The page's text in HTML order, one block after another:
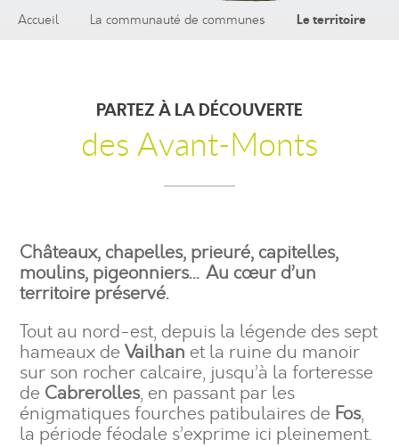
Accueil La communauté de communes Le territoire
PARTEZ À LA DÉCOUVERTE
des Avant-Monts
Châteaux, chapelles, prieuré, capitelles,
moulins, pigeonniers… Au cœur d’un
territoire préservé.
Tout au nord-est, depuis la légende des sept
hameaux deVailhan et la ruine du manoir
sur son rocher calcaire, jusqu’à la forteresse
de Cabrerolles, en passant par les
énigmatiques fourches patibulaires de Fos,
la période féodale s’exprime ici pleinement.